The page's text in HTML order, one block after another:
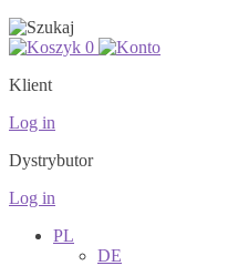
0
Klient
Log in
Dystrybutor
Log in
PL
DE